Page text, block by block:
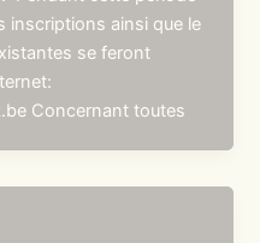
inscriptions ainsi que le
se feront
Concernant toutes